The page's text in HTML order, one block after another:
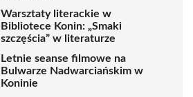
Warsztaty literackie w
Bibliotece Konin: „Smaki
szczęścia” w literaturze
Letnie seanse filmowe na
Bulwarze Nadwarciańskim w
Koninie